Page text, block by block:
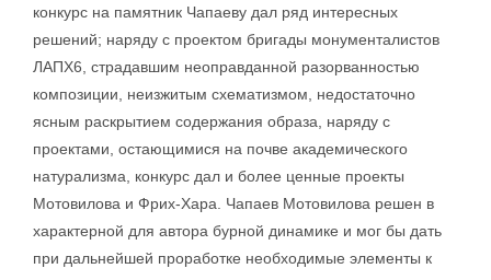
конкурс на памятник Чапаеву дал ряд интересных
решений; наряду с проектом бригады монументалистов
ЛАПХ6, страдавшим неоправданной разорванностью
композиции, неизжитым схематизмом, недостаточно
ясным раскрытием содержания образа, наряду с
проектами, остающимися на почве академического
натурализма, конкурс дал и более ценные проекты
Мотовилова и Фрих-Хара. Чапаев Мотовилова решен в
характерной для автора бурной динамике и мог бы дать
при дальнейшей проработке необходимые элементы к